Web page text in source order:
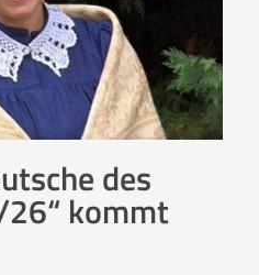
des
kommt